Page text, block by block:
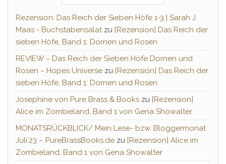
Rezension: Das Reich der Sieben Höfe 1-3 | Sarah J.
Maas - Buchstabensalatzu [Rezension] Das Reich der
sieben Höfe, Band 1: Dornen und Rosen
REVIEW ~ Das Reich der Sieben Höfe Dornen und
Rosen ~ Hopes Universe zu [Rezension] Das Reich der
sieben Höfe, Band 1: Dornen und Rosen
Josephine von Pure Brass & Books zu [Rezension]
Alice im Zombieland, Band 1 von Gena Showalter
MONATSRÜCKBLICK/ Mein Lese- bzw. Bloggermonat
Juli´23 – PureBrassBooks.de zu [Rezension] Alice im
Zombieland, Band 1 von Gena Showalter